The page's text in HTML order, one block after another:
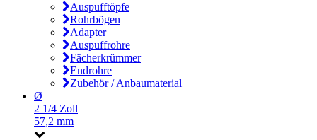
Auspufftöpfe
Rohrbögen
Adapter
Auspuffrohre
Fächerkrümmer
Endrohre
Zubehör / Anbaumaterial
Ø
2 1/4 Zoll
57,2 mm